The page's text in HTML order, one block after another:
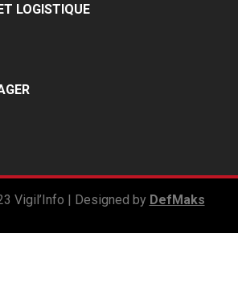
LOGISTIQUE
Vigil’Info | Designed by DefMaks